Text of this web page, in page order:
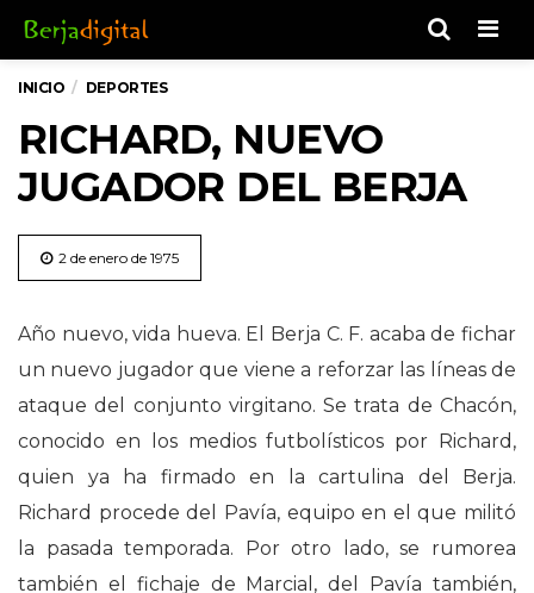
INICIO DEPORTES
RICHARD, NUEVO
JUGADOR DEL BERJA
2 de enero de 1975
Año nuevo, vida hueva. El Berja C. F. acaba de fichar
un nuevo jugador que viene a reforzar las líneas de
ataque del conjunto virgitano. Se trata de Chacón,
conocido en los medios futbolísticos por Richard,
quien ya ha firmado en la cartulina del Berja.
Richard procede del Pavía, equipo en el que militó
la pasada temporada. Por otro lado, se rumorea
también el fichaje de Marcial, del Pavía también,